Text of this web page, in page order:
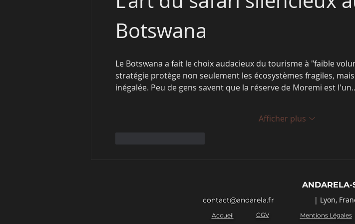
Botswana
Le Botswana a fait le choix audacieux du tourisme à "faible
stratégie protège non seulement les écosystèmes fragiles,
inégalée. Peu de gens savent que la réserve de Moremi est
Afficher plus
ANDARELA-
contact@andarela.fr | Lyon,
Accueil CGV Mentions Légales